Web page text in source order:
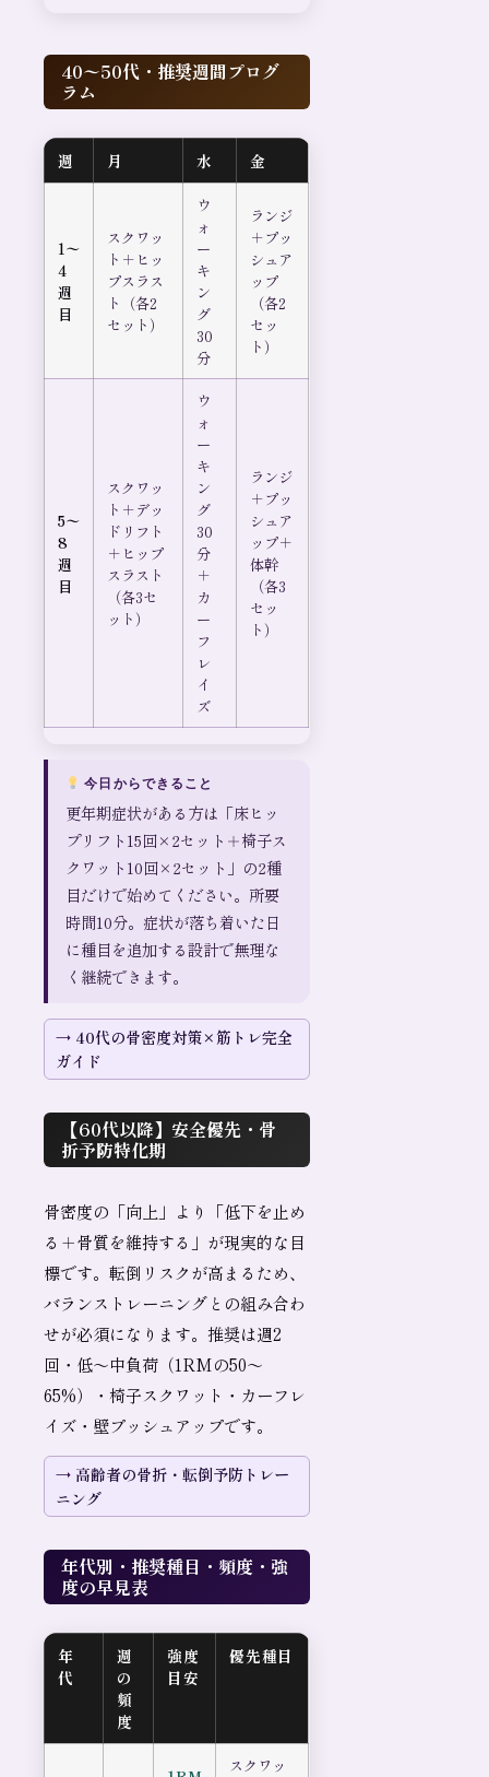
40〜50代・推奨週間プログ
ラム
週 月 水 金
1〜
4
週
目
スクワッ
ト＋ヒッ
プスラス
ト（各2
セット）
ウ
ォ
ー
キ
ン
グ
30
分
ランジ
＋プッ
シュア
ップ
（各2
セッ
ト）
5〜
8
週
目
スクワッ
ト＋デッ
ドリフト
＋ヒップ
スラスト
（各3セ
ット）
ウ
ォ
ー
キ
ン
グ
30
分
＋
カ
ー
フ
レ
イ
ズ
ランジ
＋プッ
シュア
ップ＋
体幹
（各3
セッ
ト）
今日からできること
更年期症状がある方は「床ヒッ
プリフト15回×2セット＋椅子ス
クワット10回×2セット」の2種
目だけで始めてください。所要
時間10分。症状が落ち着いた日
に種目を追加する設計で無理な
く継続できます。
40代の骨密度対策×筋トレ完全
ガイド
【60代以降】安全優先・骨
折予防特化期
骨密度の「向上」より「低下を止め
る＋骨質を維持する」が現実的な目
標です。転倒リスクが高まるため、
バランストレーニングとの組み合わ
せが必須になります。推奨は週2
回・低〜中負荷（1RMの50〜
65%）・椅子スクワット・カーフレ
イズ・壁プッシュアップです。
高齢者の骨折・転倒予防トレー
ニング
年代別・推奨種目・頻度・強
度の早見表
年
代
週
の
頻
度
強度
目安
優先種目
スクワッ